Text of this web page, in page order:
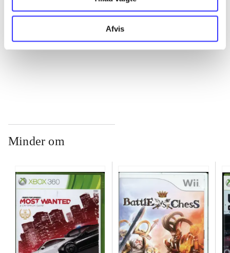
Afvis
Minder om